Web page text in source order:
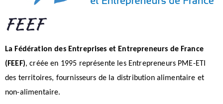
FEEF
La Fédération des Entreprises et Entrepreneurs de France
(FEEF), créée en 1995 représente les Entrepreneurs PME-ETI
des territoires, fournisseurs de la distribution alimentaire et
non-alimentaire.